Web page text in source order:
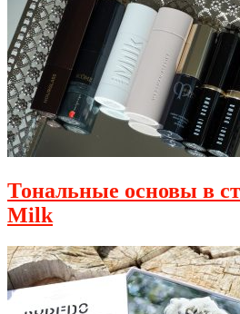
Тональные основы в
Milk